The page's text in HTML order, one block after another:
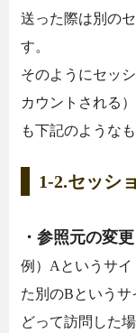
送った際は別の
す。
そのようにセッ
カウントされる
も下記のような
1-2.セッシ
・参照元の変更
例）Aというサイ
た別のBという
どって訪問した